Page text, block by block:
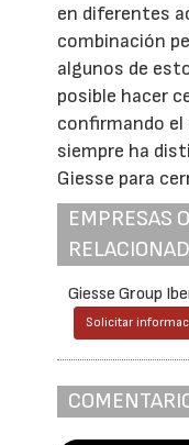
en diferentes
combinación
algunos de
posible hacer
confirmando el
siempre ha
Giesse para
EMPRESAS
Giesse Group
Solicitar